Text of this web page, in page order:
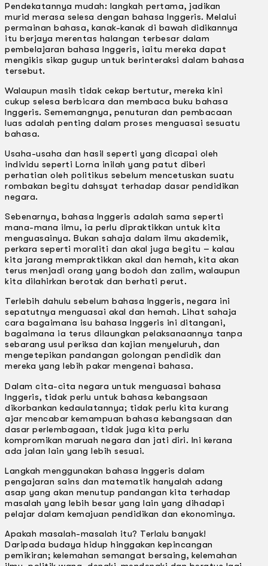
Pendekatannya mudah: langkah pertama, jadikan
murid merasa selesa dengan bahasa lnggeris. Melalui
permainan bahasa, kanak-kanak di bawah didikannya
itu berjaya merentas halangan terbesar dalam
pembelajaran bahasa lnggeris, iaitu mereka dapat
mengikis sikap gugup untuk berinteraksi dalam bahasa
tersebut.
Walaupun masih tidak cekap bertutur, mereka kini
cukup selesa berbicara dan membaca buku bahasa
lnggeris. Sememangnya, penuturan dan pembacaan
luas adalah penting dalam proses menguasai sesuatu
bahasa.
Usaha-usaha dan hasil seperti yang dicapai oleh
individu seperti Lorna inilah yang patut diberi
perhatian oleh politikus sebelum mencetuskan suatu
rombakan begitu dahsyat terhadap dasar pendidikan
negara.
Sebenarnya, bahasa lnggeris adalah sama seperti
mana-mana ilmu, ia perlu dipraktikkan untuk kita
menguasainya. Bukan sahaja dalam ilmu akademik,
perkara seperti moraliti dan akal juga begitu – kalau
kita jarang mempraktikkan akal dan hemah, kita akan
terus menjadi orang yang bodoh dan zalim, walaupun
kita dilahirkan berotak dan berhati perut.
Terlebih dahulu sebelum bahasa lnggeris, negara ini
sepatutnya menguasai akal dan hemah. Lihat sahaja
cara bagaimana isu bahasa lnggeris ini ditangani,
bagaimana ia terus dilaungkan pelaksanaannya tanpa
sebarang usul periksa dan kajian menyeluruh, dan
mengetepikan pandangan golongan pendidik dan
mereka yang lebih pakar mengenai bahasa.
Dalam cita-cita negara untuk menguasai bahasa
lnggeris, tidak perlu untuk bahasa kebangsaan
dikorbankan kedaulatannya; tidak perlu kita kurang
ajar mencabar kemampuan bahasa kebangsaan dan
dasar perlembagaan, tidak juga kita perlu
kompromikan maruah negara dan jati diri. lni kerana
ada jalan lain yang lebih sesuai.
Langkah menggunakan bahasa lnggeris dalam
pengajaran sains dan matematik hanyalah adang
asap yang akan menutup pandangan kita terhadap
masalah yang lebih besar yang lain yang dihadapi
pelajar dalam kemajuan pendidikan dan ekonominya.
Apakah masalah-masalah itu? Terlalu banyak!
Daripada budaya hidup hinggakan kepincangan
pemikiran; kelemahan semangat bersaing, kelemahan